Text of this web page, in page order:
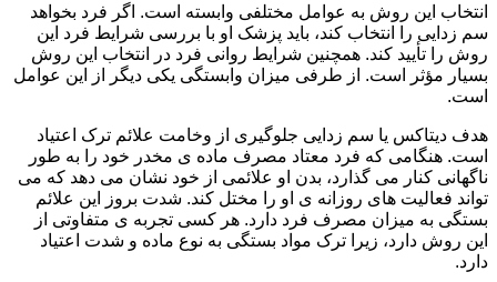
انتخاب این روش به عوامل مختلفی وابسته است. اگر فرد بخواهد
سم زدایی را انتخاب کند، باید پزشک او با بررسی شرایط فرد این
روش را تأیید کند. همچنین شرایط روانی فرد در انتخاب این روش
بسیار مؤثر است. از طرفی میزان وابستگی یکی دیگر از این عوامل
است.
هدف دیتاکس یا سم زدایی جلوگیری از وخامت علائم ترک اعتیاد
است. هنگامی که فرد معتاد مصرف ماده ی مخدر خود را به طور
ناگهانی کنار می گذارد، بدن او علائمی از خود نشان می دهد که می
تواند فعالیت های روزانه ی او را مختل کند. شدت بروز این علائم
بستگی به میزان مصرف فرد دارد. هر کسی تجربه ی متفاوتی از
این روش دارد، زیرا ترک مواد بستگی به نوع ماده و شدت اعتیاد
دارد.